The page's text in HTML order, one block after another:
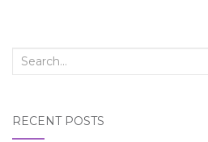
Search for:
RECENT POSTS